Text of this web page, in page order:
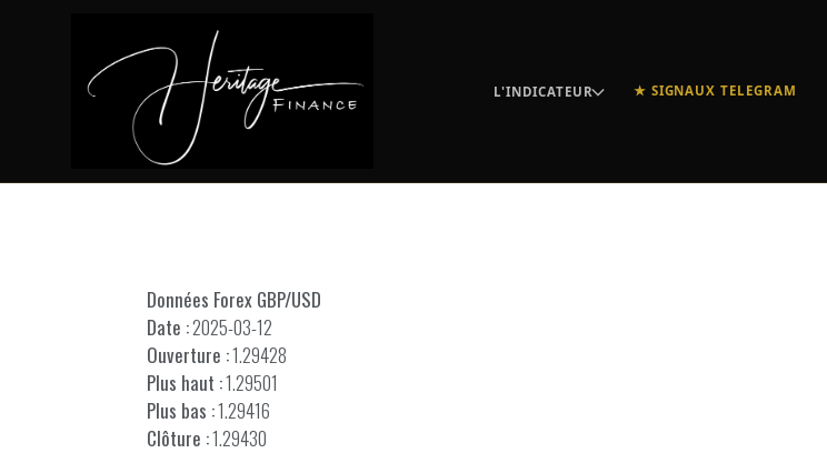
L'INDICATEUR ★ SIGNAUX TELEGRAM
Données Forex GBP/USD
Date :2025-03-12
Ouverture :1.29428
Plus haut :1.29501
Plus bas :1.29416
Clôture :1.29430